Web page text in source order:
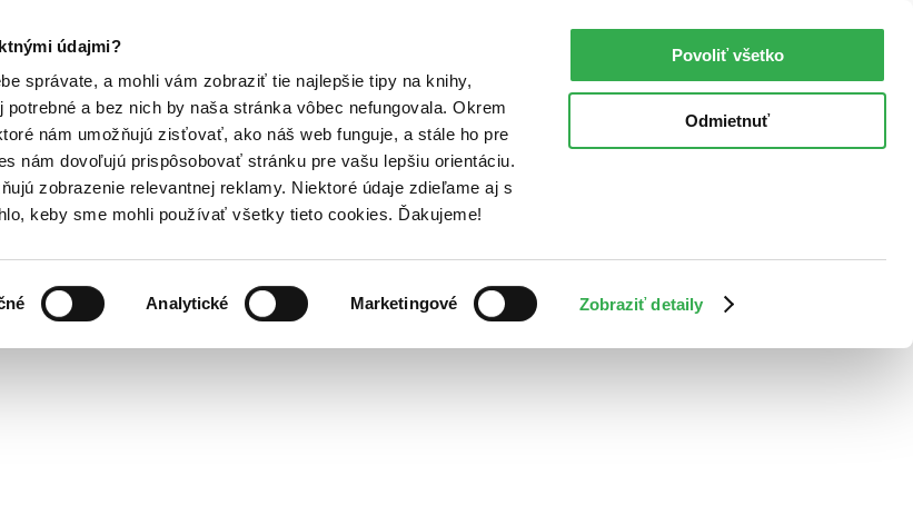
údajmi?
správate, a mohli vám zobraziť tie najlepšie tipy na knihy,
a bez nich by naša stránka vôbec nefungovala. Okrem
nám umožňujú zisťovať, ako náš web funguje, a stále ho pre
nám dovoľujú prispôsobovať stránku pre vašu lepšiu orientáciu.
zobrazenie relevantnej reklamy. Niektoré údaje zdieľame aj s
keby sme mohli používať všetky tieto cookies. Ďakujeme!
Analytické Marketingové Zobraziť detaily
Povoliť všetko
Odmietnuť